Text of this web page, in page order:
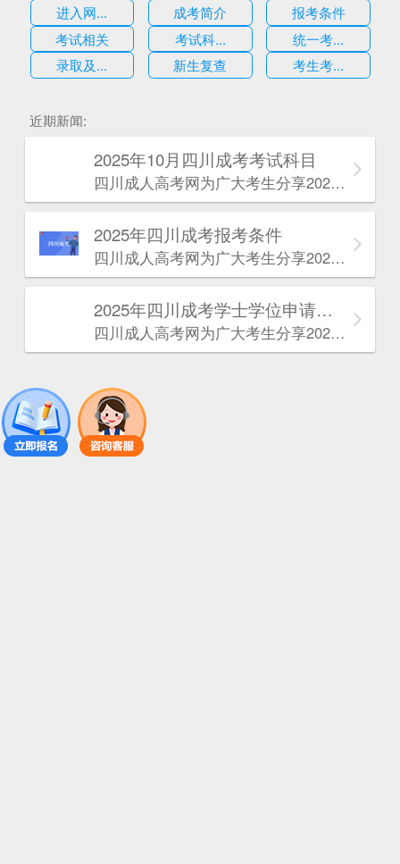
进入网...
成考简介
报考条件
考试相关
考试科...
统一考...
录取及...
新生复查 考生考...
近期新闻:
2025年10月四川成考考试科目
四川成人高考网​为广大考生分享2025年10月四川成考考试科目。为广大在职人员和社会人士提供学历提升的机会。更多四川成考考试信息，欢迎在线访问四川成人高考网。
2025年‌‌‌‌四川成考报考条件
四川成人高考网​为广大考生分享2025年‌‌‌‌四川成考报考条件。为广大在职人员和社会人士提供学历提升的机会。更多四川成考考试信息，欢迎在线访问四川成人高考网。
2025年‌‌‌‌四川成考学士学位申请条件
四川成人高考网​为广大考生分享2025年‌‌‌‌四川成考学士学位申请条件。为广大在职人员和社会人士提供学历提升的机会。更多四川成考考试信息，欢迎在线访问四川成人高考网。